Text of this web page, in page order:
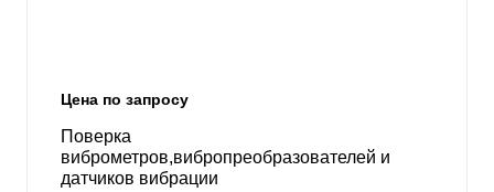
Цена по запросу
Поверка
виброметров,вибропреобразователей и
датчиков вибрации